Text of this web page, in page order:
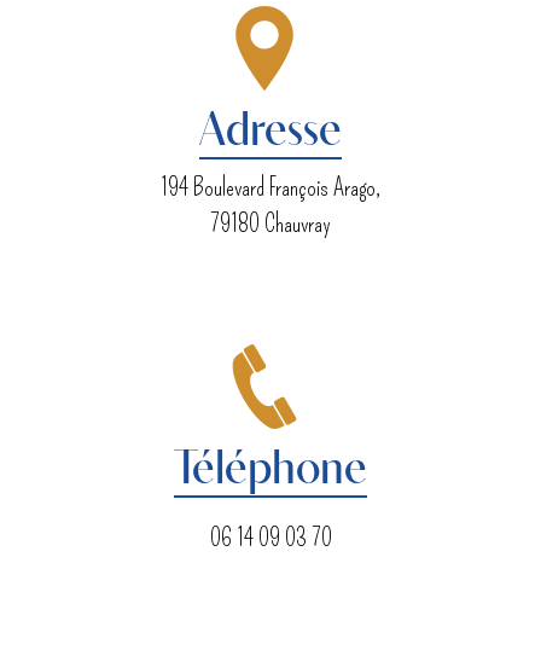
Adresse
194 Boulevard François Arago,
79180 Chauvray
Téléphone
06 14 09 03 70